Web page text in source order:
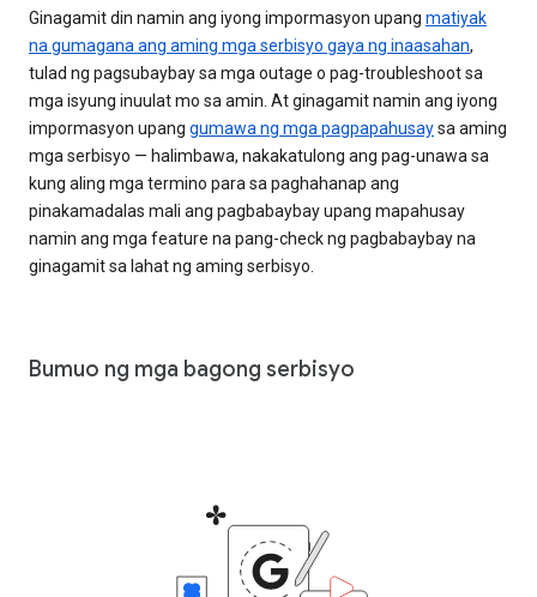
Ginagamit din namin ang iyong impormasyon upang matiyak
na gumagana ang aming mga serbisyo gaya ng inaasahan,
tulad ng pagsubaybay sa mga outage o pag-troubleshoot sa
mga isyung inuulat mo sa amin. At ginagamit namin ang iyong
impormasyon upang gumawa ng mga pagpapahusaysa aming
mga serbisyo — halimbawa, nakakatulong ang pag-unawa sa
kung aling mga termino para sa paghahanap ang
pinakamadalas mali ang pagbabaybay upang mapahusay
namin ang mga feature na pang-check ng pagbabaybay na
ginagamit sa lahat ng aming serbisyo.
Bumuo ng mga bagong serbisyo